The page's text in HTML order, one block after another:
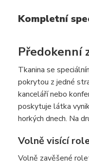
Kompletní
Předokenní
Tkanina se
pokrytou z jedné
kanceláří nebo
poskytuje látka
horkých dnech. Na
Volně visící
Volně zavěšené